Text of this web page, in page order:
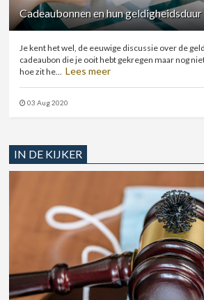
Cadeaubonnen en hun geldigheidsduur
Je kent het wel, de eeuwige discussie over de
cadeaubon die je ooit hebt gekregen maar nog
hoe zit he... Lees meer
03 Aug 2020
IN DE KIJKER